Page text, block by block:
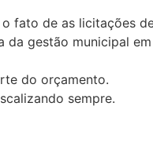
fato de as licitações
da gestão municipal
do orçamento.
sempre.